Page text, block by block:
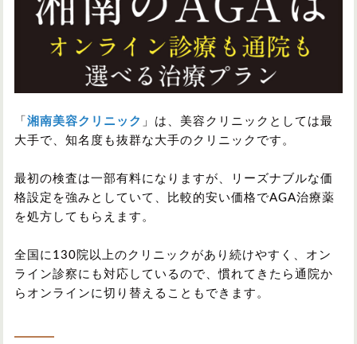
「 湘南美容クリニック 」は、美容クリニックとしては最
大手で、知名度も抜群な大手のクリニックです。
最初の検査は一部有料になりますが、リーズナブルな価
格設定を強みとしていて、比較的安い価格でAGA治療薬
を処方してもらえます。
全国に130院以上のクリニックがあり続けやすく、オン
ライン診察にも対応しているので、慣れてきたら通院か
らオンラインに切り替えることもできます。